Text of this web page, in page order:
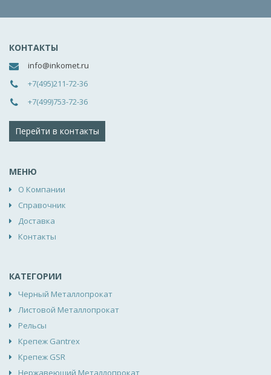
КОНТАКТЫ
info@inkomet.ru
+7(495)211-72-36
+7(499)753-72-36
Перейти в контакты
МЕНЮ
О Компании
Справочник
Доставка
Контакты
КАТЕГОРИИ
Черный Металлопрокат
Листовой Металлопрокат
Рельсы
Крепеж Gantrex
Крепеж GSR
Нержавеющий Металлопрокат